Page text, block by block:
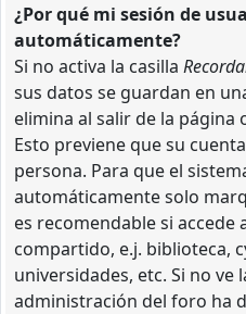
¿Por qué mi sesión de
automáticamente?
Si no activa la casilla
sus datos se guardan en
elimina al salir de la página
Esto previene que su
persona. Para que el
automáticamente solo
es recomendable si accede
compartido, e.j. biblioteca,
universidades, etc. Si no ve
administración del foro ha